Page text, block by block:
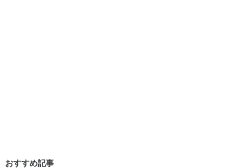
おすすめ記事